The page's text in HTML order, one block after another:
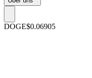
DOGE$0.06905